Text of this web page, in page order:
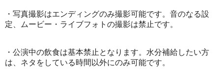
・写真撮影はエンディングのみ撮影可能です。音のなる設
定、ムービー・ライブフォトの撮影は禁止です。
・公演中の飲食は基本禁止となります。水分補給したい方
は、ネタをしている時間以外にのみ可能です。